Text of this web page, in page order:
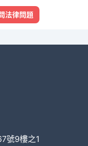
法律問題
號9樓之1